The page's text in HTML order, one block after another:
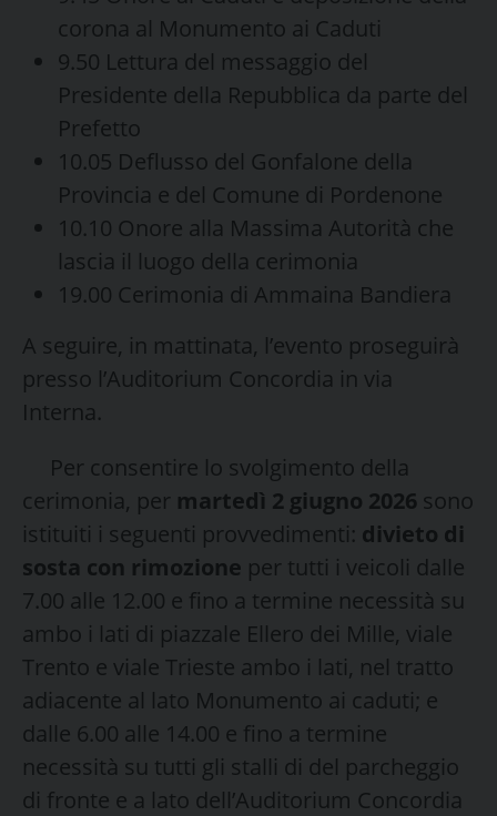
corona al Monumento ai Caduti
9.50 Lettura del messaggio del
Presidente della Repubblica da parte del
Prefetto
10.05 Deflusso del Gonfalone della
Provincia e del Comune di Pordenone
10.10 Onore alla Massima Autorità che
lascia il luogo della cerimonia
19.00 Cerimonia di Ammaina Bandiera
A seguire, in mattinata, l’evento proseguirà
presso l’Auditorium Concordia in via
Interna.
Per consentire lo svolgimento della
cerimonia, per martedì 2 giugno 2026 sono
istituiti i seguenti provvedimenti: divieto di
sosta con rimozione per tutti i veicoli dalle
7.00 alle 12.00 e fino a termine necessità su
ambo i lati di piazzale Ellero dei Mille, viale
Trento e viale Trieste ambo i lati, nel tratto
adiacente al lato Monumento ai caduti; e
dalle 6.00 alle 14.00 e fino a termine
necessità su tutti gli stalli di del parcheggio
di fronte e a lato dell’Auditorium Concordia